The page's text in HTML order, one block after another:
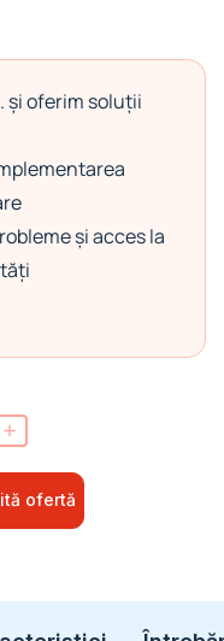
și oferim soluții
și acces la
ca Serviciu
+
ofertă